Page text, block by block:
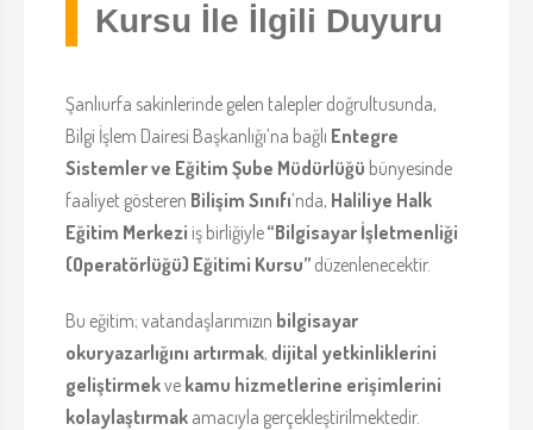
Kursu İle İlgili Duyuru
Şanlıurfa sakinlerinde gelen talepler doğrultusunda,
Bilgi İşlem Dairesi Başkanlığı’na bağlı Entegre
Sistemler ve Eğitim Şube Müdürlüğü bünyesinde
faaliyet gösteren Bilişim Sınıfı’nda, Haliliye Halk
Eğitim Merkezi iş birliğiyle“Bilgisayar İşletmenliği
(Operatörlüğü) Eğitimi Kursu” düzenlenecektir.
Bu eğitim; vatandaşlarımızın bilgisayar
okuryazarlığını artırmak, dijital yetkinliklerini
geliştirmekve kamu hizmetlerine erişimlerini
kolaylaştırmak amacıyla gerçekleştirilmektedir.